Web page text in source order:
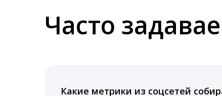
Часто
Какие метрики из соцсетей